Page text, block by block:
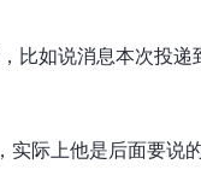
比如说消息本次投
际上他是后面要说